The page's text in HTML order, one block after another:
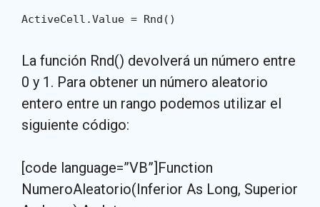
ActiveCell.Value = Rnd()
La función Rnd() devolverá un número entre
0 y 1. Para obtener un número aleatorio
entero entre un rango podemos utilizar el
siguiente código:
[code language=”VB”]Function
NumeroAleatorio(Inferior As Long, Superior